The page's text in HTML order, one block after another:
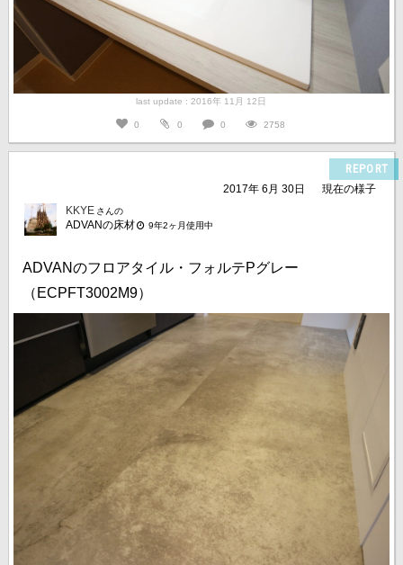
last update : 2016年 11月 12日
0 0 0 2758
REPORT
2017年 6月 30日
現在の様子
KKYE さんの
ADVANの床材 9年2ヶ月使用中
ADVANのフロアタイル・フォルテPグレー
（ECPFT3002M9）